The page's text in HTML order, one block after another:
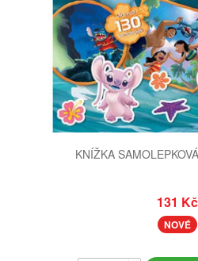
KNÍŽKA
131 Kč
NOVÉ